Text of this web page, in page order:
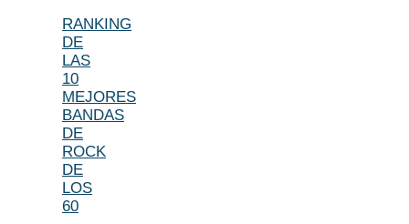
RANKING
DE
LAS
10
MEJORES
BANDAS
DE
ROCK
DE
LOS
60